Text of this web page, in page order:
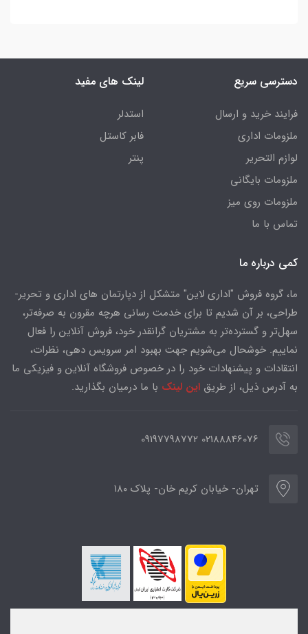
دسترسی سریع
فرایند خرید و ارسال
ملزومات اداری
لوازم التحریر
ملزومات بایگانی
ملزومات روی میز
تماس با ما
لینک های مفید
استدلر
فابر کاستل
پنتر
کمی درباره ما
ما، گروه فروش "اداری لاین" متشکل از دپارتمان های اداری و تحریر-
طراحی، بر آن شدیم تا برای خدمت رسانی هرچه مقرون به صرفه‌تر،
سهل‌تر و گسترده‌تر به مشتریان گرانقدر خود، فروش آنلاین را فعال
نماییم. خوشحال می‌شویم جهت بهبود امر سرویس دهی، نظرات،
انتقادات و پیشنهادات خود را در خصوص فروشگاه آنلاین و فیزیکی ما
به آدرس ذیل، از طریق این لینک با ما درمیان بگذارید.
02188846076 09197798772
تهران- خیابان کریم خان- پلاک ۱۸۰